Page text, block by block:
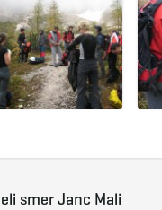
smer Janc Mali